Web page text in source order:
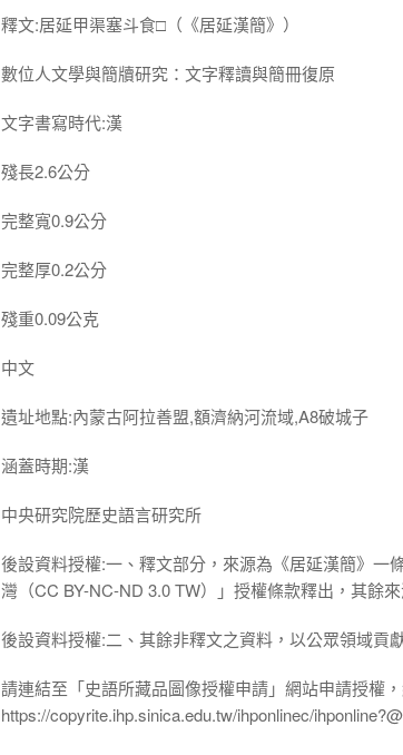
釋文:居延甲渠塞斗食□（《居延漢簡》）
數位人文學與簡牘研究：文字釋讀與簡冊復原
文字書寫時代:漢
殘長2.6公分
完整寬0.9公分
完整厚0.2公分
殘重0.09公克
中文
遺址地點:內蒙古阿拉善盟,額濟納河流域,A8破城子
涵蓋時期:漢
中央研究院歷史語言研究所
後設資料授權:一、釋文部分，來源為《居延漢簡》一
灣（CC BY-NC-ND 3.0 TW）」授權條款釋出，其餘
後設資料授權:二、其餘非釋文之資料，以公眾領域貢
請連結至「史語所藏品圖像授權申請」網站申請授權，
https://copyrite.ihp.sinica.edu.tw/ihponlinec/